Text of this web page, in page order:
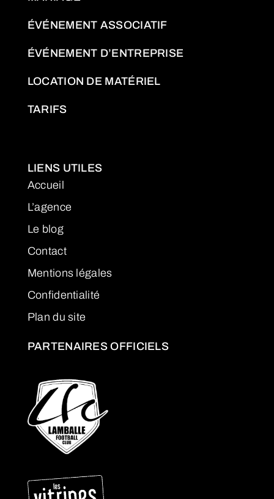
ÉVÉNEMENT ASSOCIATIF
ÉVÉNEMENT D’ENTREPRISE
LOCATION DE MATÉRIEL
TARIFS
LIENS UTILES
Accueil
L’agence
Le blog
Contact
Mentions légales
Confidentialité
Plan du site
PARTENAIRES OFFICIELS